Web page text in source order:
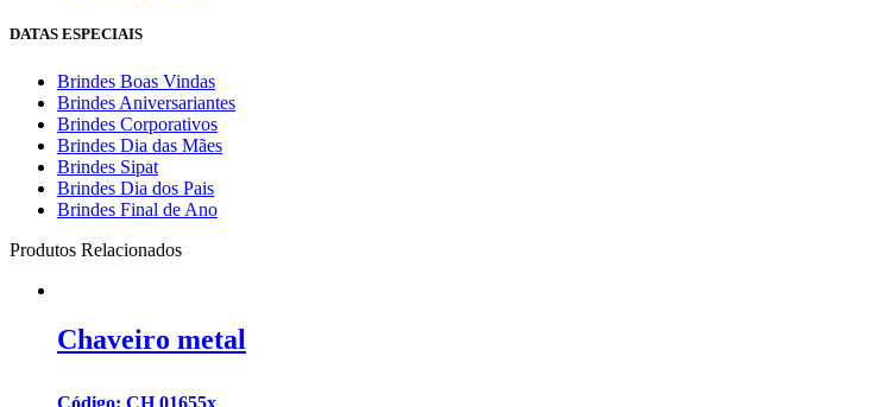
DATAS ESPECIAIS
Brindes Boas Vindas
Brindes Aniversariantes
Brindes Corporativos
Brindes Dia das Mães
Brindes Sipat
Brindes Dia dos Pais
Brindes Final de Ano
Produtos Relacionados
Chaveiro metal